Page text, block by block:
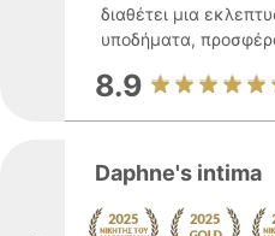
διαθέτει μια
υποδήματα,
8.9
Daphne's intima